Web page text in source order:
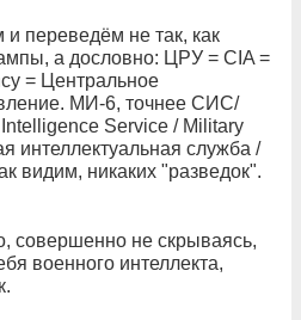
переведём не так, как
а дословно: ЦРУ = CIA =
= Центральное
МИ-6, точнее СИС/
Service / Military
интеллектуальная служба /
видим, никаких "разведок".
совершенно не скрываясь,
военного интеллекта,